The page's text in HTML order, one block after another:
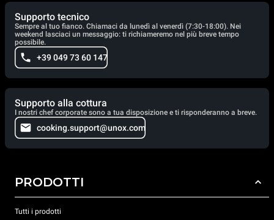
Supporto tecnico
Sempre al tuo fianco. Chiamaci da lunedì al venerdì (7:30-18:00). Nei
weekend lasciaci un messaggio: ti richiameremo nel più breve tempo
possibile.
+39 049 73 60 147
Supporto alla cottura
I nostri chef corporate sono a tua disposizione e ti risponderanno a breve.
cooking.support@unox.com
PRODOTTI
Tutti i prodotti